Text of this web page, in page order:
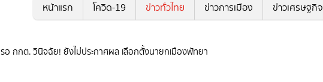
หน้าแรก โควิด-19 ข่าวทั่วไทย ข่าวการเมือง ข่าวเศรษฐกิจ
รอ กกต. วินิจฉัย! ยังไม่ประกาศผล เลือกตั้งนายกเมืองพัทยา